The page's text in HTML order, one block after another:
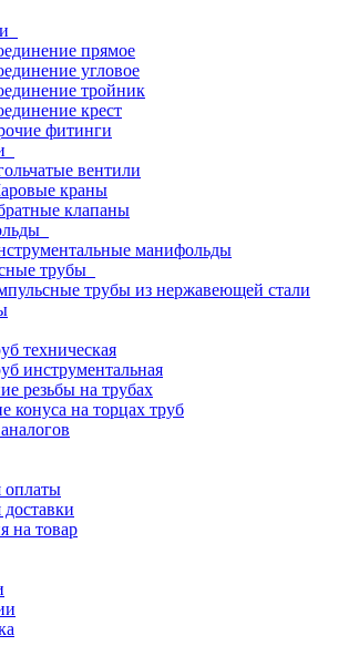
прямое
угловое
тройник
крест
фитинги
вентили
краны
клапаны
манифольды
трубы
трубы из нержавеющей стали
техническая
инструментальная
резьбы на трубах
конуса на торцах труб
оплаты
на товар